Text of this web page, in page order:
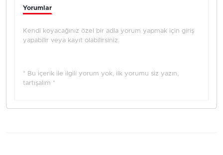
Yorumlar
Kendi koyacağınız özel bir adla yorum yapmak için giriş
yapabilir veya kayıt olabilirsiniz.
* Bu içerik ile ilgili yorum yok, ilk yorumu siz yazın,
tartışalım *